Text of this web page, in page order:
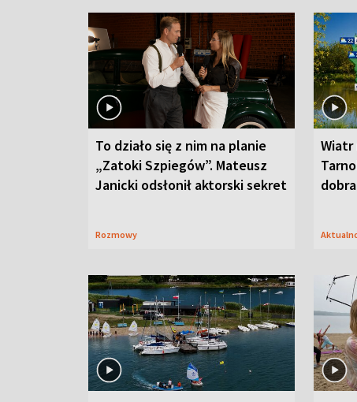
To działo się z nim na planie
„Zatoki Szpiegów”. Mateusz
Janicki odsłonił aktorski sekret
Rozmowy
Wiatr